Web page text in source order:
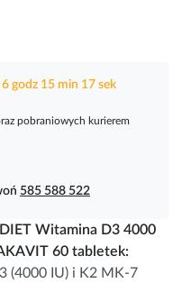
6 godz 15 min 17 sek
pobraniowych kurierem
585 588 522
Witamina D3 4000
60 tabletek:
(4000 IU) i K2 MK-7